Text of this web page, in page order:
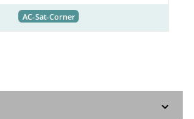
AC-Sat-Corner